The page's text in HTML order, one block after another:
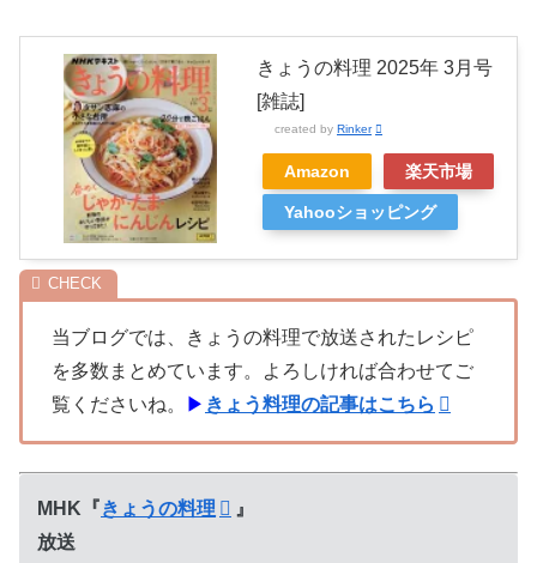
きょうの料理 2025年 3月号
[雑誌]
created by Rinker
Amazon 楽天市場
Yahooショッピング
当ブログでは、きょうの料理で放送されたレシピ
を多数まとめています。よろしければ合わせてご
覧くださいね。
▶ きょう料理の記事はこちら
MHK『きょうの料理
』
放送